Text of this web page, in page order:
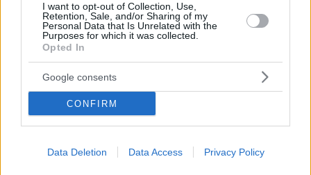
I want to opt-out of Collection, Use,
Retention, Sale, and/or Sharing of my
Personal Data that Is Unrelated with the
Purposes for which it was collected.
Opted In
Google consents
CONFIRM
Data Deletion Data Access Privacy Policy